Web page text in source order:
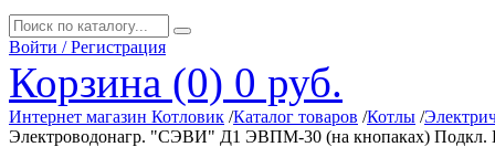
Войти / Регистрация
Корзина (0) 0 руб.
Интернет магазин Котловик /Каталог товаров /Котлы /
Электроводонагр. "СЭВИ" Д1 ЭВПМ-30 (на кнопаках) Подкл.